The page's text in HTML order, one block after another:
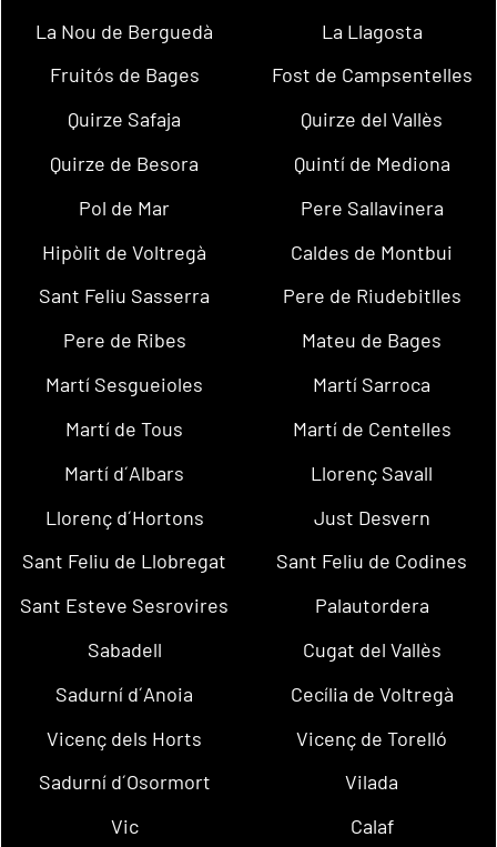
La Nou de Berguedà
La Llagosta
Fruitós de Bages
Fost de Campsentelles
Quirze Safaja
Quirze del Vallès
Quirze de Besora
Quintí de Mediona
Pol de Mar
Pere Sallavinera
Hipòlit de Voltregà
Caldes de Montbui
Sant Feliu Sasserra
Pere de Riudebitlles
Pere de Ribes
Mateu de Bages
Martí Sesgueioles
Martí Sarroca
Martí de Tous
Martí de Centelles
Martí d´Albars
Llorenç Savall
Llorenç d´Hortons
Just Desvern
Sant Feliu de Llobregat
Sant Feliu de Codines
Sant Esteve Sesrovires
Palautordera
Sabadell
Cugat del Vallès
Sadurní d´Anoia
Cecília de Voltregà
Vicenç dels Horts
Vicenç de Torelló
Sadurní d´Osormort
Vilada
Vic
Calaf